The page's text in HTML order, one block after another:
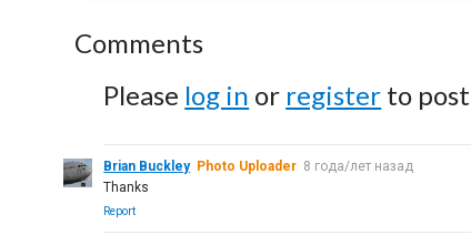
Comments
Please log in or register to
Brian Buckley Photo Uploader 8 года/лет назад
Thanks
Report